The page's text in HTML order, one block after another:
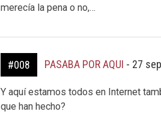
merecía la pena o no,…
#008 PASABA POR AQUI - 27
Y aquí estamos todos en Internet
que han hecho?